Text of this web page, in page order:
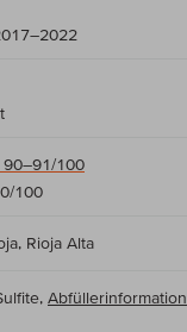
90–91/100
100
Rioja Alta
Abfüllerinformation